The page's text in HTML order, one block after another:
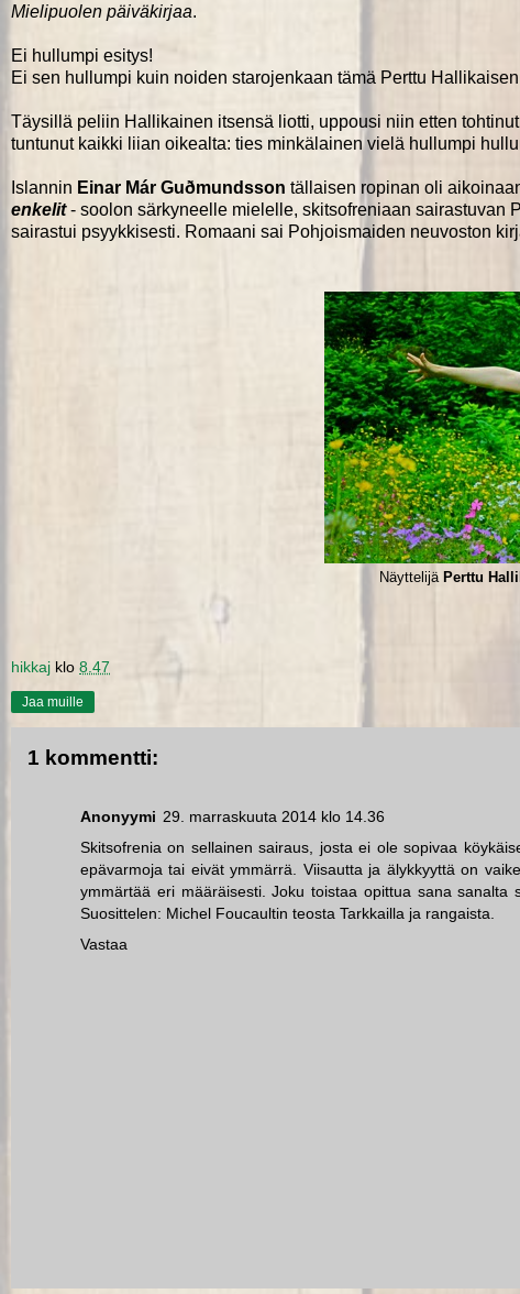
Mielipuolen päiväkirjaa.
Ei hullumpi esitys!
Ei sen hullumpi kuin noiden starojenkaan tämä Perttu
Täysillä peliin Hallikainen itsensä liotti, uppousi niin etten
tuntunut kaikki liian oikealta: ties minkälainen vielä hullumpi
Islannin Einar Már Guðmundsson tällaisen ropinan oli
enkelit- soolon särkyneelle mielelle, skitsofreniaan sairastuvan
sairastui psyykkisesti. Romaani sai Pohjoismaiden neuvoston
Näyttelijä Perttu
hikkaj klo 8.47
Jaa muille
1 kommentti:
Anonyymi 29. marraskuuta 2014 klo 14.36
Skitsofrenia on sellainen sairaus, josta ei ole sopivaa
epävarmoja tai eivät ymmärrä. Viisautta ja älykkyyttä on
ymmärtää eri määräisesti. Joku toistaa opittua sana sanalta
Suosittelen: Michel Foucaultin teosta Tarkkailla ja rangaista.
Vastaa